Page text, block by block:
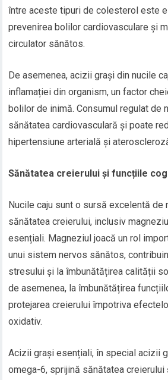
între aceste tipuri de colesterol este
prevenirea bolilor cardiovasculare și
circulator sănătos.
De asemenea, acizii grași din nucile
inflamației din organism, un factor
bolilor de inimă. Consumul regulat de
sănătatea cardiovasculară și poate
hipertensiune arterială și
Sănătatea creierului și funcțiile
Nucile caju sunt o sursă excelentă de
sănătatea creierului, inclusiv
esențiali. Magneziul joacă un rol
unui sistem nervos sănătos,
stresului și la îmbunătățirea calității
de asemenea, la îmbunătățirea
protejarea creierului împotriva
oxidativ.
Acizii grași esențiali, în special acizii
omega-6, sprijină sănătatea